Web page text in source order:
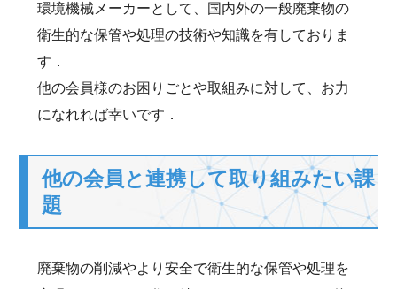
環境機械メーカーとして、国内外の一般廃棄物の
衛生的な保管や処理の技術や知識を有しておりま
す．
他の会員様のお困りごとや取組みに対して、お力
になれれば幸いです．
他の会員と連携して取り組みたい課
題
廃棄物の削減やより安全で衛生的な保管や処理を